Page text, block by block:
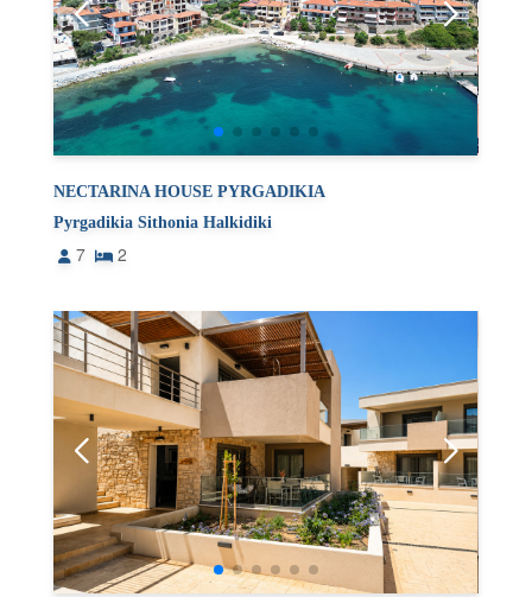
NECTARINA HOUSE PYRGADIKIA
Pyrgadikia Sithonia Halkidiki
7 2